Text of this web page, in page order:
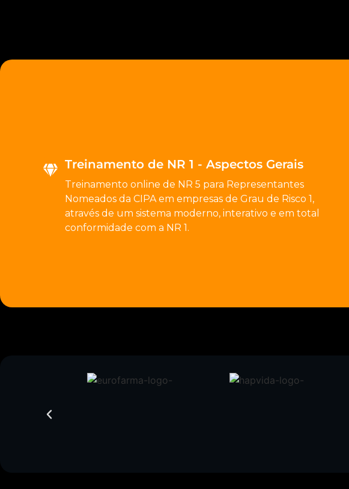
Treinamento de NR 1 - Aspectos Gerais
Treinamento online de NR 5 para Representantes
Nomeados da CIPA em empresas de Grau de Risco 1,
através de um sistema moderno, interativo e em total
conformidade com a NR 1.